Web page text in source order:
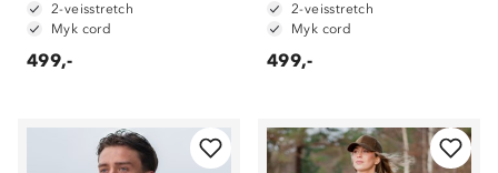
2-veisstretch
Myk cord
499,-
2-veisstretch
Myk cord
499,-